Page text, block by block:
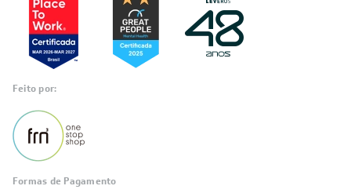
Feito por:
Formas de Pagamento